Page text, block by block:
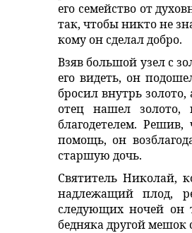
его семейство от
так, чтобы никто не
кому он сделал добро.
Взяв большой узел с
его видеть, он
бросил внутрь
отец нашел
благодетелем.
помощь, он
старшую дочь.
Святитель Николай,
надлежащий плод,
следующих ночей он
бедняка другой мешок